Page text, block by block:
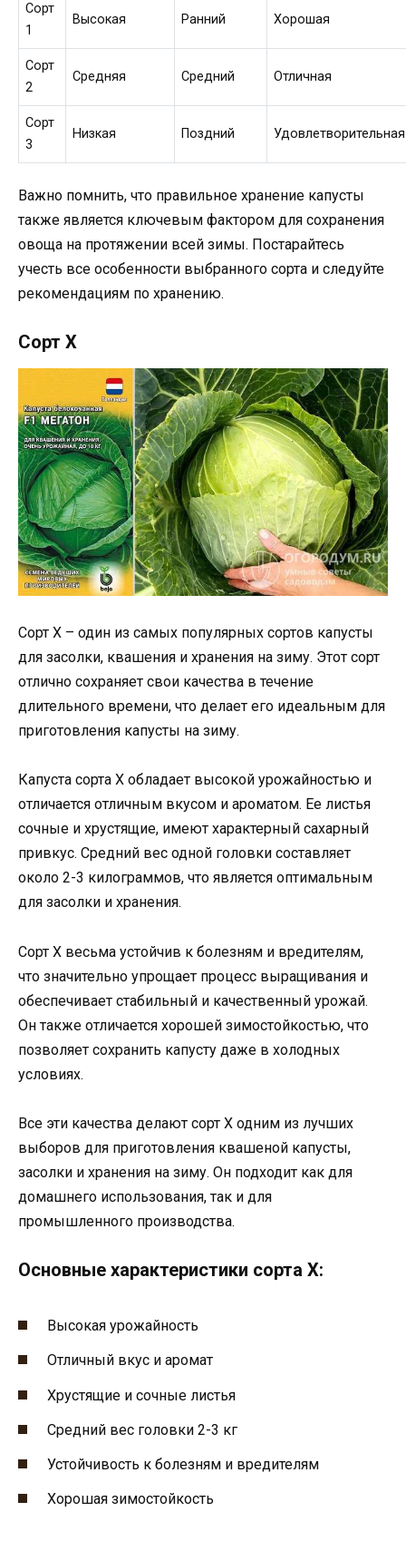
Сорт
1
Высокая Ранний Хорошая
Сорт
2
Средняя Средний Отличная
Сорт
3
Низкая Поздний Удовлетворительная
Важно помнить, что правильное хранение капусты
также является ключевым фактором для сохранения
овоща на протяжении всей зимы. Постарайтесь
учесть все особенности выбранного сорта и следуйте
рекомендациям по хранению.
Сорт Х
Сорт Х – один из самых популярных сортов капусты
для засолки, квашения и хранения на зиму. Этот сорт
отлично сохраняет свои качества в течение
длительного времени, что делает его идеальным для
приготовления капусты на зиму.
Капуста сорта Х обладает высокой урожайностью и
отличается отличным вкусом и ароматом. Ее листья
сочные и хрустящие, имеют характерный сахарный
привкус. Средний вес одной головки составляет
около 2-3 килограммов, что является оптимальным
для засолки и хранения.
Сорт Х весьма устойчив к болезням и вредителям,
что значительно упрощает процесс выращивания и
обеспечивает стабильный и качественный урожай.
Он также отличается хорошей зимостойкостью, что
позволяет сохранить капусту даже в холодных
условиях.
Все эти качества делают сорт Х одним из лучших
выборов для приготовления квашеной капусты,
засолки и хранения на зиму. Он подходит как для
домашнего использования, так и для
промышленного производства.
Основные характеристики сорта Х:
Высокая урожайность
Отличный вкус и аромат
Хрустящие и сочные листья
Средний вес головки 2-3 кг
Устойчивость к болезням и вредителям
Хорошая зимостойкость